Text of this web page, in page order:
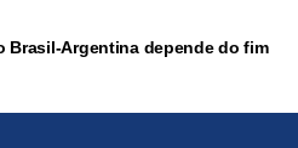
Brasil-Argentina depende do fim